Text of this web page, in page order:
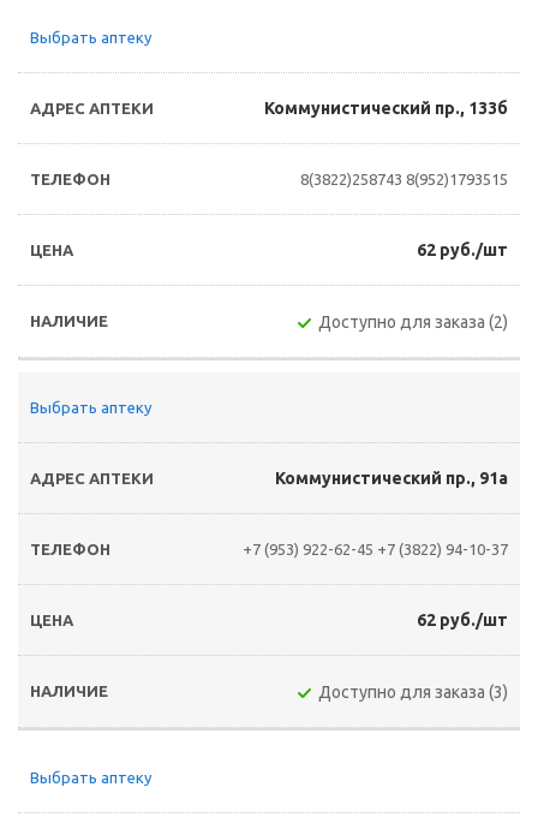
Выбрать аптеку
Коммунистический пр., 133б
8(3822)258743 8(952)1793515
62 руб./шт
Доступно для заказа (2)
Выбрать аптеку
Коммунистический пр., 91а
+7 (953) 922-62-45 +7 (3822) 94-10-37
62 руб./шт
Доступно для заказа (3)
Выбрать аптеку